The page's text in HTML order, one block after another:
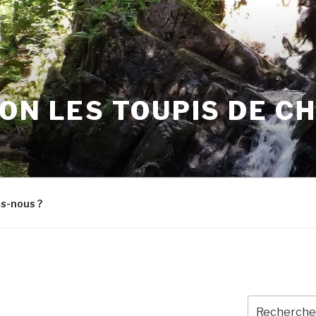
LES TOUPIS DE
nous ?